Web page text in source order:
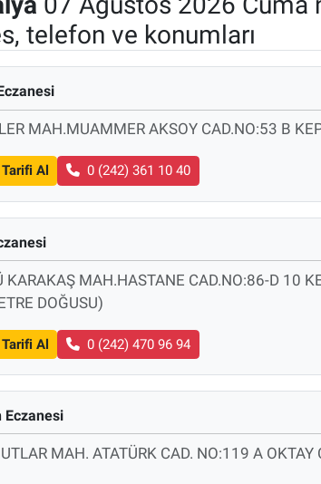
telefon ve konumları
MAH.MUAMMER AKSOY CAD.NO:53 B
Al 0 (242) 361 10 40
KARAKAŞ MAH.HASTANE CAD.NO:86-D 10
DOĞUSU)
Al 0 (242) 470 96 94
Eczanesi
MAH. ATATÜRK CAD. NO:119 A OKTAY